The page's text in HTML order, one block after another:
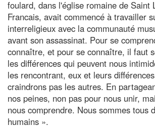
foulard, dans l'église romaine de Saint
Francais, avait commencé à travailler
interreligieux avec la communauté
avant son assassinat. Pour se
connaître, et pour se connaître, il faut
les différences qui peuvent nous
les rencontrant, eux et leurs
craindrons pas les autres. En
nos peines, non pas pour nous unir,
nous comprendre. Nous sommes tous
humains ».